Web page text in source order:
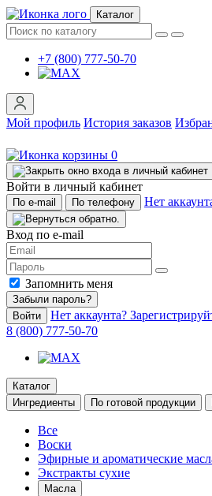
Каталог
+7 (800) 777-50-70
Мой профиль История заказов
0
Войти в личный кабинет
По e-mail По телефону Нет
Вход по e-mail
Запомнить меня
Забыли пароль?
Войти
Нет аккаунта?
8 (800) 777-50-70
Каталог
Ингредиенты
По готовой продукции
Все
Воски
Эфирные и ароматические
Экстракты сухие
Масла